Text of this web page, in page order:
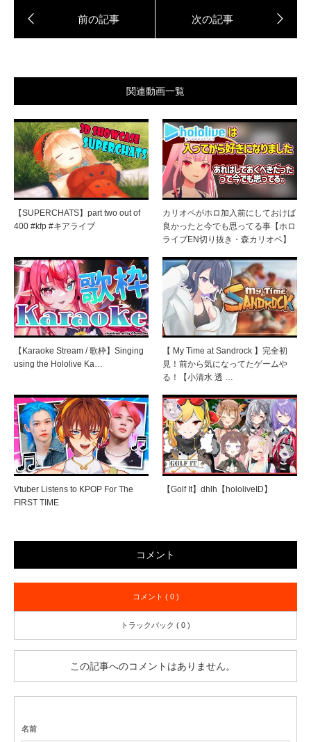
関連動画一覧
【SUPERCHATS】part two out of
400 #kfp #キアライブ
カリオペがホロ加入前にしておけば
良かったと今でも思ってる事【ホロ
ライブEN切り抜き・森カリオペ】
【Karaoke Stream / 歌枠】Singing
using the Hololive Ka…
【 My Time at Sandrock 】完全初
見！前から気になってたゲームや
る！【小清水 透 …
Vtuber Listens to KPOP For The
FIRST TIME
【Golf It】dhlh【hololiveID】
コメント
コメント ( 0 )
トラックバック ( 0 )
この記事へのコメントはありません。
名前